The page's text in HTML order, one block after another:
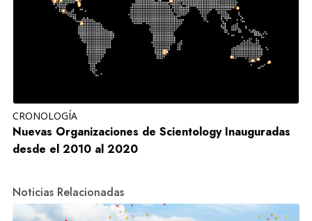
CRONOLOGÍA
Nuevas Organizaciones de Scientology Inauguradas
desde el 2010 al 2020
Noticias Relacionadas